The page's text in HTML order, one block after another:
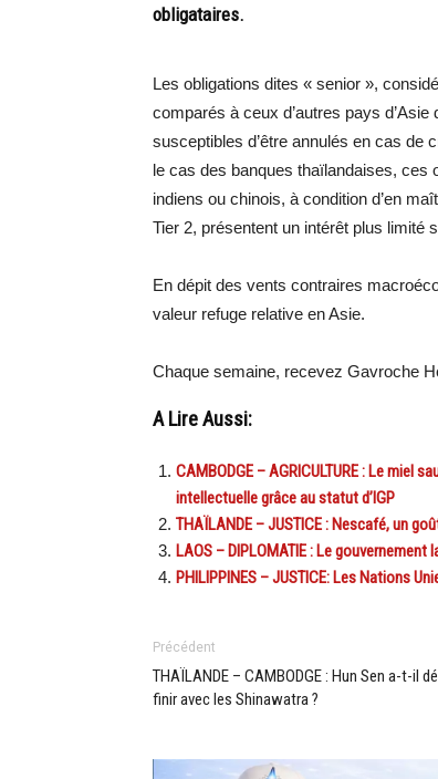
obligataires.
Les obligations dites « senior »,
comparés à ceux d’autres pays
susceptibles d’être annulés en cas de
le cas des banques thaïlandaises, ces
indiens ou chinois, à condition d’en
Tier 2, présentent un intérêt plus limité
En dépit des vents contraires
valeur refuge relative en Asie.
Chaque semaine, recevez Gavroche
A Lire Aussi:
CAMBODGE – AGRICULTURE : Le miel
intellectuelle grâce au statut d’IGP
THAÏLANDE – JUSTICE : Nescafé, un
LAOS – DIPLOMATIE : Le
PHILIPPINES – JUSTICE: Les Nations
Précédent
THAÏLANDE – CAMBODGE : Hun Sen a-t-il
finir avec les Shinawatra ?